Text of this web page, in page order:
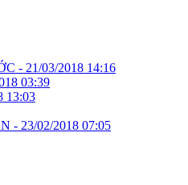
- 21/03/2018 14:16
03:39
13:03
- 23/02/2018 07:05